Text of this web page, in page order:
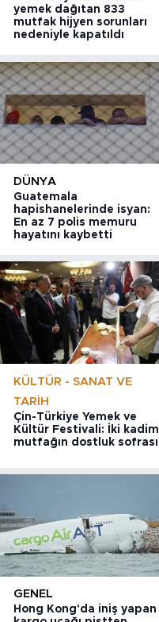
yemek dağıtan 833
mutfak hijyen sorunları
nedeniyle kapatıldı
DÜNYA
Guatemala
hapishanelerinde isyan:
En az 7 polis memuru
hayatını kaybetti
KÜLTÜR - SANAT VE
TARIH
Çin-Türkiye Yemek ve
Kültür Festivali: İki kadim
mutfağın dostluk sofrası
GENEL
Hong Kong'da iniş yapan